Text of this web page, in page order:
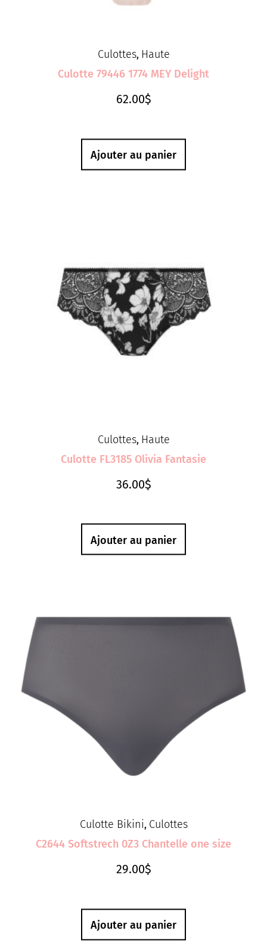
Culottes, Haute
Culotte 79446 1774 MEY Delight
62.00$
Ajouter au panier
Culottes, Haute
Culotte FL3185 Olivia Fantasie
36.00$
Ajouter au panier
Culotte Bikini, Culottes
C2644 Softstrech 0Z3 Chantelle one size
29.00$
Ajouter au panier